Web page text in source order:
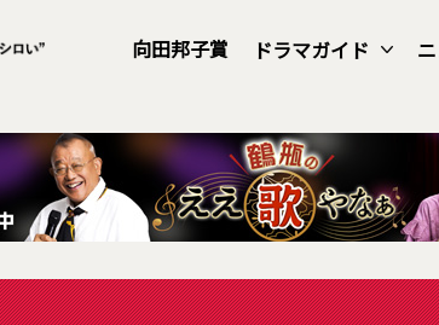
向田邦子賞 ドラマガイド